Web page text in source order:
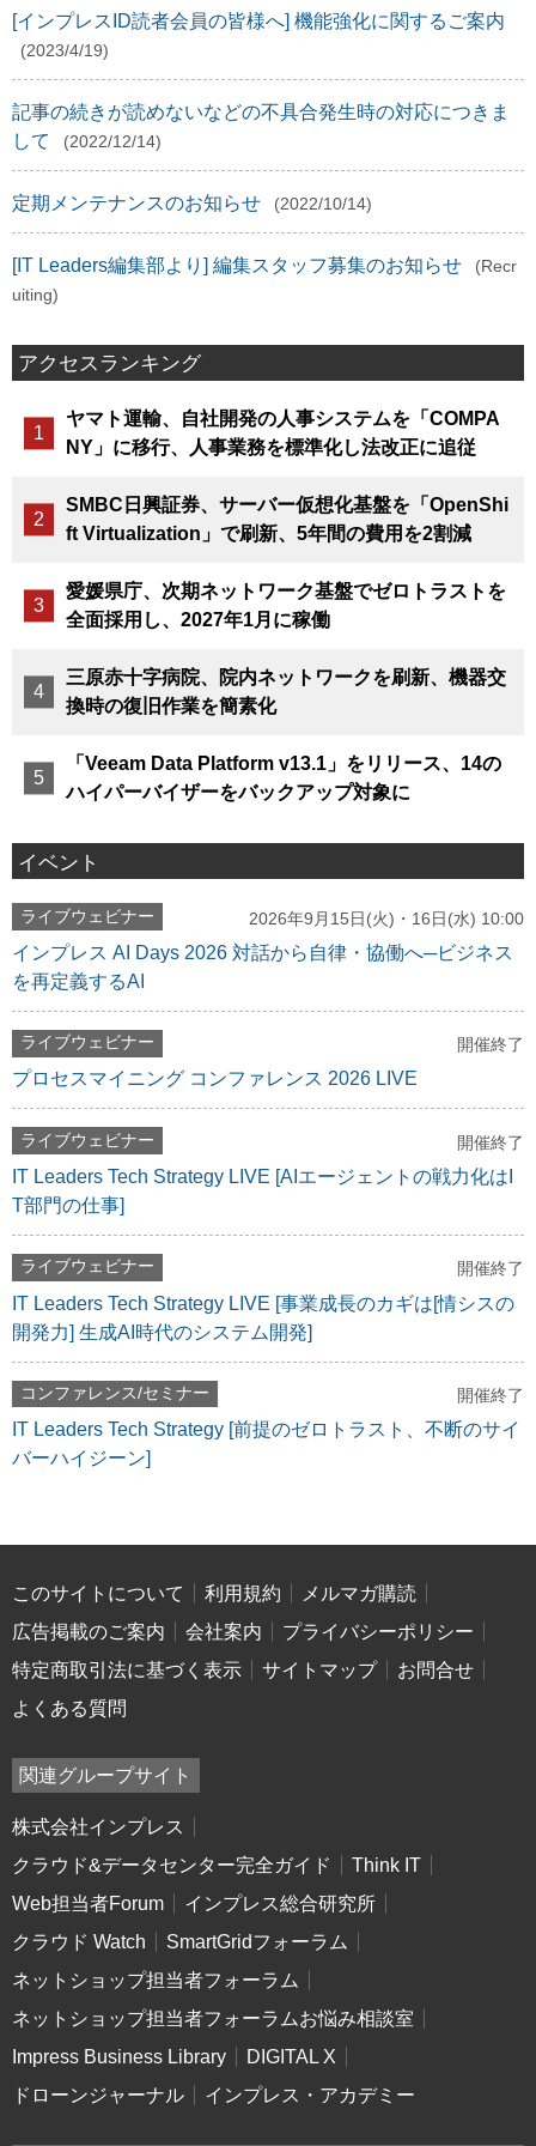
[インプレスID読者会員の皆様へ] 機能強化に関するご案内
(2023/4/19)
記事の続きが読めないなどの不具合発生時の対応につきま
して
(2022/12/14)
定期メンテナンスのお知らせ (2022/10/14)
[IT Leaders編集部より] 編集スタッフ募集のお知らせ
(Recr
uiting)
アクセスランキング
ヤマト運輸、自社開発の人事システムを「COMPA
NY」に移行、人事業務を標準化し法改正に追従
SMBC日興証券、サーバー仮想化基盤を「OpenShi
ft Virtualization」で刷新、5年間の費用を2割減
愛媛県庁、次期ネットワーク基盤でゼロトラストを
全面採用し、2027年1月に稼働
三原赤十字病院、院内ネットワークを刷新、機器交
換時の復旧作業を簡素化
「Veeam Data Platform v13.1」をリリース、14の
ハイパーバイザーをバックアップ対象に
イベント
ライブウェビナー 2026年9月15日(火)・16日(水) 10:00
インプレス AI Days 2026 対話から自律・協働へ─ビジネス
を再定義するAI
ライブウェビナー 開催終了
プロセスマイニング コンファレンス 2026 LIVE
ライブウェビナー 開催終了
IT Leaders Tech Strategy LIVE [AIエージェントの戦力化はI
T部門の仕事]
ライブウェビナー 開催終了
IT Leaders Tech Strategy LIVE [事業成長のカギは[情シスの
開発力] 生成AI時代のシステム開発]
コンファレンス/セミナー 開催終了
IT Leaders Tech Strategy [前提のゼロトラスト、不断のサイ
バーハイジーン]
このサイトについて 利用規約
メルマガ購読
広告掲載のご案内
会社案内
プライバシーポリシー
特定商取引法に基づく表示
サイトマップ
お問合せ
よくある質問
関連グループサイト
株式会社インプレス
クラウド&データセンター完全ガイド
Think IT
Web担当者Forum
インプレス総合研究所
クラウド Watch
SmartGridフォーラム
ネットショップ担当者フォーラム
ネットショップ担当者フォーラムお悩み相談室
Impress Business Library
DIGITAL X
ドローンジャーナル
インプレス・アカデミー